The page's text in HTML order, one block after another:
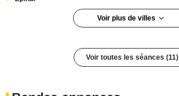
Voir plus de villes
Ramonville-Saint-Agne
Le Dorat
Voir toutes les séances (11)